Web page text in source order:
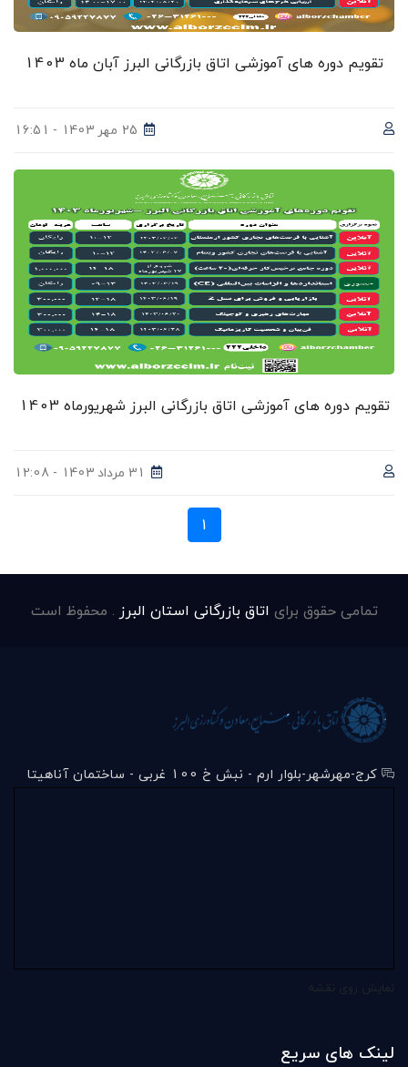
تقویم دوره های آموزشی اتاق بازرگانی البرز آبان ماه 1403
25 مهر 1403 - 16:51
تقویم دوره های آموزشی اتاق بازرگانی البرز شهریورماه 1403
31 مرداد 1403 - 12:08
1
تمامی حقوق برای اتاق بازرگانی استان البرز . محفوظ است
کرج-مهرشهر-بلوار ارم - نبش خ 100 غربی - ساختمان آناهیتا
لینک های سریع